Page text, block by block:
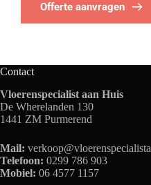
Offerte aanvragen
Contact
Vloerenspecialist aan Huis
De Wherelanden 130
1441 ZM Purmerend
Mail:
Telefoon: 0299 786 903
Mobiel: 06 4577 1157